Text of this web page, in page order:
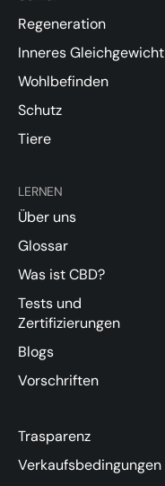
Regeneration
Inneres Gleichgewicht
Wohlbefinden
Schutz
Tiere
LERNEN
Über uns
Glossar
Was ist CBD?
Tests und
Zertifizierungen
Blogs
Vorschriften
Trasparenz
Verkaufsbedingungen